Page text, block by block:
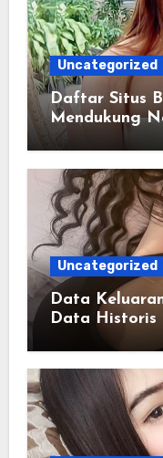
Uncategorized
Daftar Situs
Mendukung
Digital
Uncategorized
Data
Data Historis